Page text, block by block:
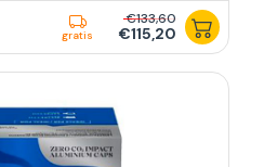
gratis
€133,60
€115,20